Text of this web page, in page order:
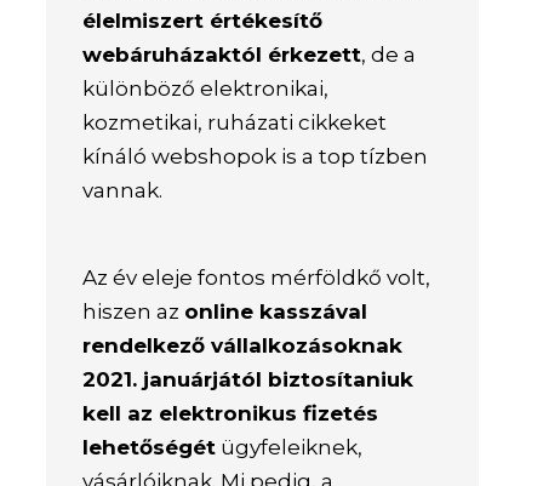
élelmiszert értékesítő
webáruházaktól érkezett, de a
különböző elektronikai,
kozmetikai, ruházati cikkeket
kínáló webshopok is a top tízben
vannak.
Az év eleje fontos mérföldkő volt,
hiszen az online kasszával
rendelkező vállalkozásoknak
2021. januárjától biztosítaniuk
kell az elektronikus fizetés
lehetőségét ügyfeleiknek,